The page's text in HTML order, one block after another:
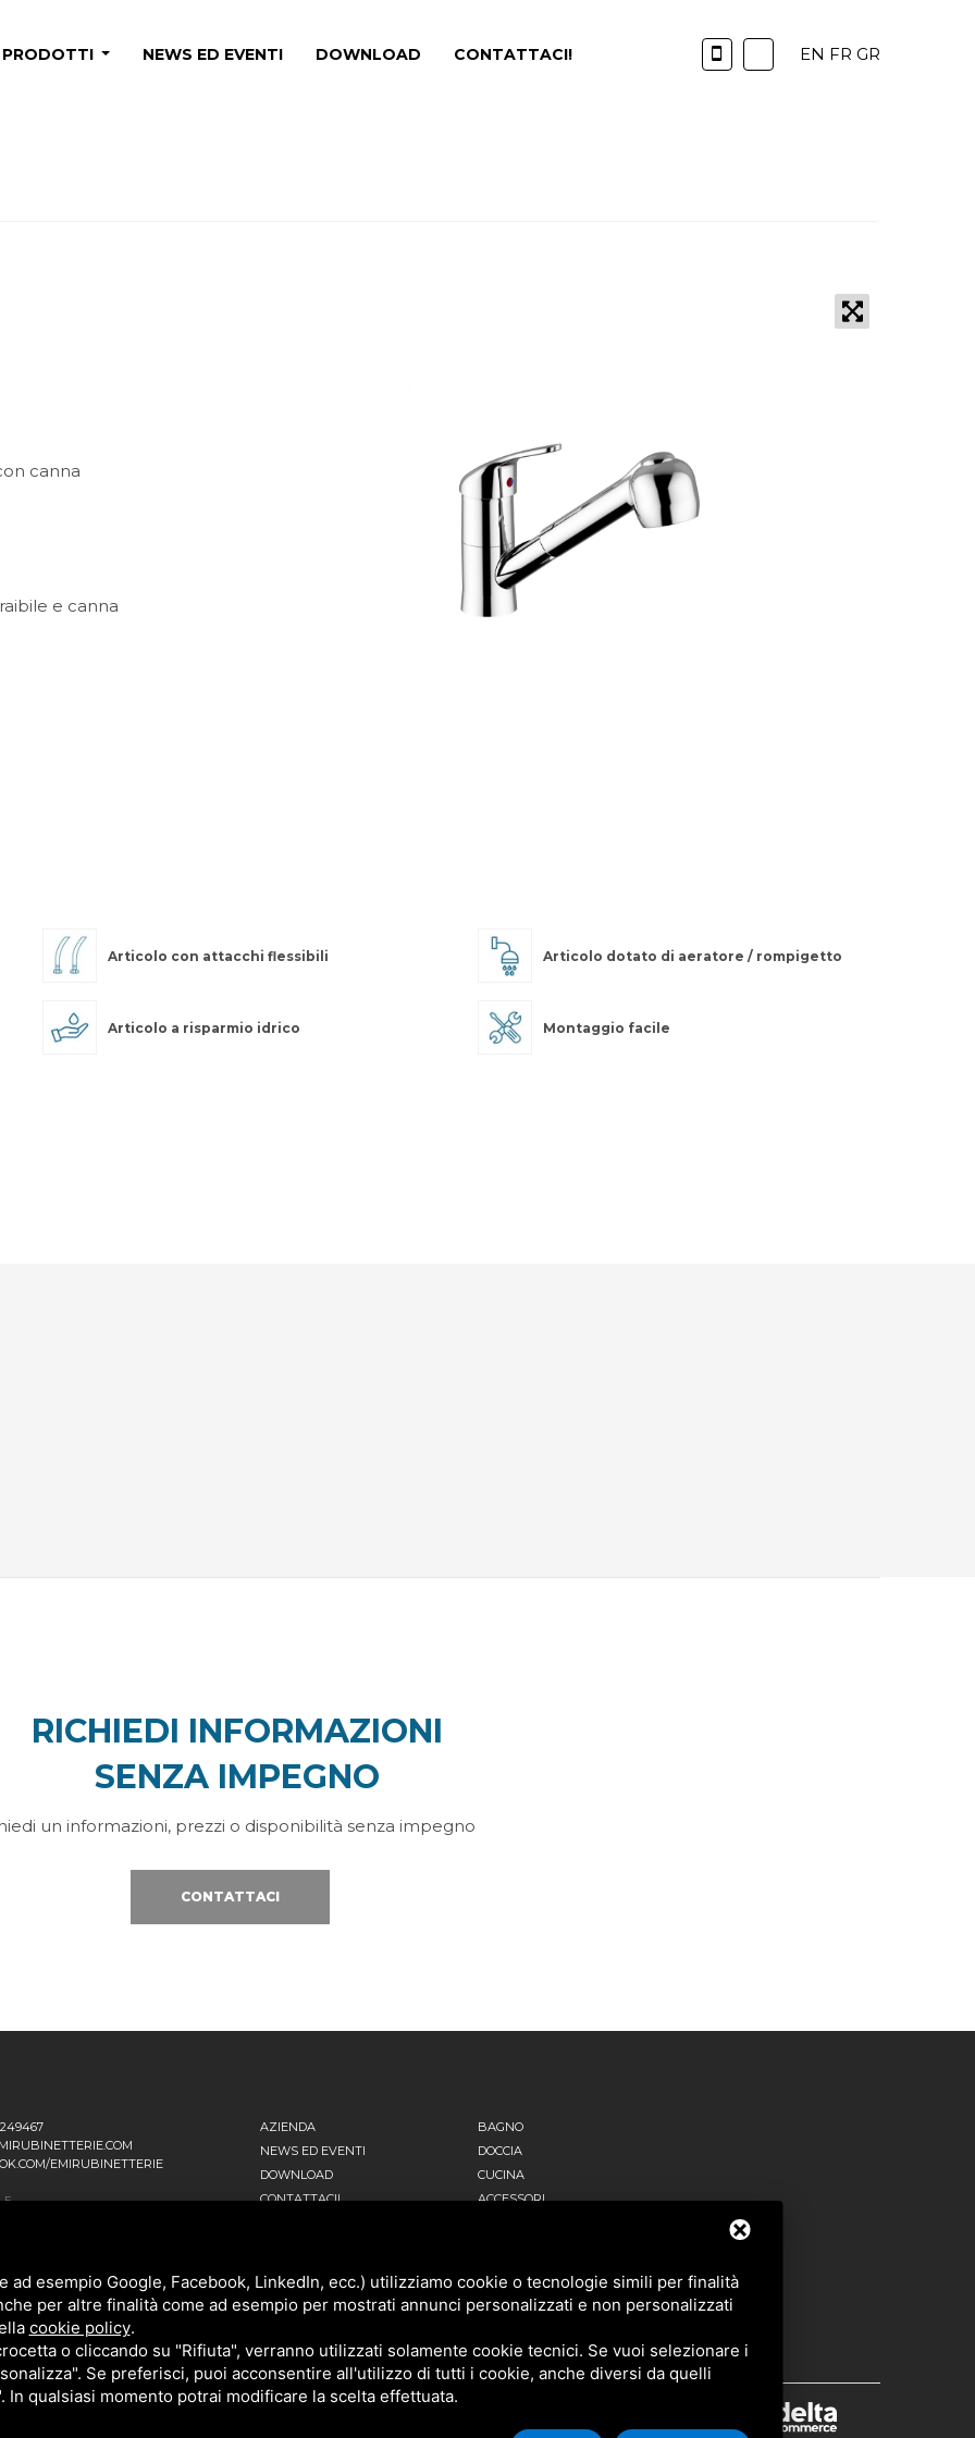
PRODOTTI NEWS ED EVENTI DOWNLOAD CONTATTACI! EN FR GR
canna
e canna
Articolo con attacchi flessibili Articolo dotato di aeratore / rompigetto
Articolo a risparmio idrico Montaggio facile
RICHIEDI INFORMAZIONI
SENZA IMPEGNO
un informazioni, prezzi o disponibilità senza impegno
CONTATTACI
EMIRUBINETTERIE
FALCONE, 4
DI BRIANZA MB - ITALIA
AZIENDA
NEWS ED EVENTI
DOWNLOAD
CONTATTACI!
BAGNO
DOCCIA
CUCINA
ACCESSORI
ad esempio Google, Facebook, LinkedIn, ecc.) utilizziamo cookie o tecnologie simili per finalità
per altre finalità come ad esempio per mostrati annunci personalizzati e non personalizzati
cookie policy.
o cliccando su "Rifiuta", verranno utilizzati solamente cookie tecnici. Se vuoi selezionare i
Se preferisci, puoi acconsentire all'utilizzo di tutti i cookie, anche diversi da quelli
qualsiasi momento potrai modificare la scelta effettuata.